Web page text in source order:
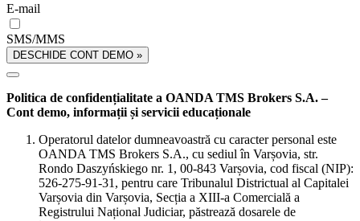
E-mail
SMS/MMS
DESCHIDE CONT DEMO »
Politica de confidențialitate a OANDA TMS Brokers S.A. –
Cont demo, informații și servicii educaționale
Operatorul datelor dumneavoastră cu caracter personal este
OANDA TMS Brokers S.A., cu sediul în Varșovia, str.
Rondo Daszyńskiego nr. 1, 00-843 Varșovia, cod fiscal (NIP):
526-275-91-31, pentru care Tribunalul Districtual al Capitalei
Varșovia din Varșovia, Secția a XIII-a Comercială a
Registrului Național Judiciar, păstrează dosarele de